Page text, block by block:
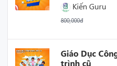
Kiến Guru
800,000đ
Giáo Dục
trình cũ